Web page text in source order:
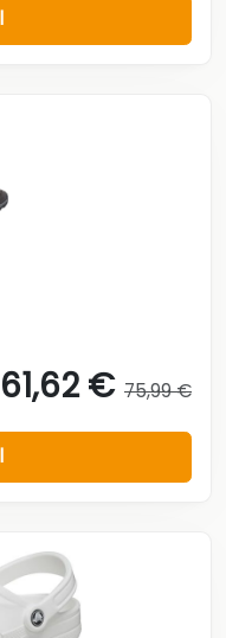
61,62 € 75,99 €